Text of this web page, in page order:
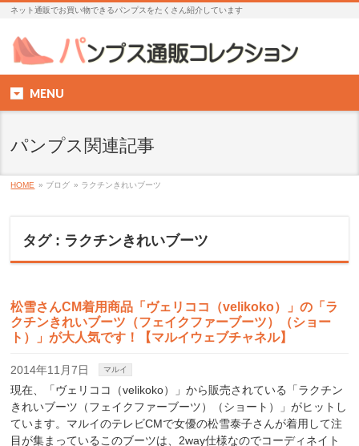
ネット通販でお買い物できるパンプスをたくさん紹介しています
MENU
パンプス関連記事
HOME » ブログ » ラクチンきれいブーツ
タグ : ラクチンきれいブーツ
松雪さんCM着用商品「ヴェリココ（velikoko）」の「ラ
クチンきれいブーツ（フェイクファーブーツ）（ショー
ト）」が大人気です！【マルイウェブチャネル】
2014年11月7日 マルイ
現在、「ヴェリココ（velikoko）」から販売されている「ラクチン
きれいブーツ（フェイクファーブーツ）（ショート）」がヒットし
ています。マルイのテレビCMで女優の松雪泰子さんが着用して注
目が集まっているこのブーツは、2way仕様なのでコーディネイト